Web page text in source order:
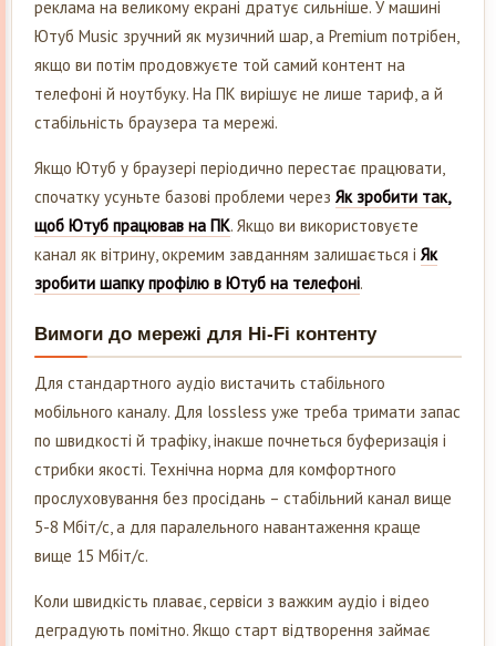
реклама на великому екрані дратує сильніше. У машині
Ютуб Music зручний як музичний шар, а Premium потрібен,
якщо ви потім продовжуєте той самий контент на
телефоні й ноутбуку. На ПК вирішує не лише тариф, а й
стабільність браузера та мережі.
Якщо Ютуб у браузері періодично перестає працювати,
спочатку усуньте базові проблеми через Як зробити так,
щоб Ютуб працював на ПК. Якщо ви використовуєте
канал як вітрину, окремим завданням залишається і Як
зробити шапку профілю в Ютуб на телефоні.
Вимоги до мережі для Hi-Fi контенту
Для стандартного аудіо вистачить стабільного
мобільного каналу. Для lossless уже треба тримати запас
по швидкості й трафіку, інакше почнеться буферизація і
стрибки якості. Технічна норма для комфортного
прослуховування без просідань – стабільний канал вище
5-8 Мбіт/с, а для паралельного навантаження краще
вище 15 Мбіт/с.
Коли швидкість плаває, сервіси з важким аудіо і відео
деградують помітно. Якщо старт відтворення займає